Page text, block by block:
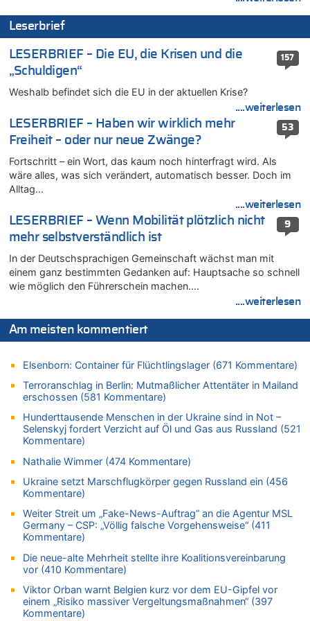
Aachen ab 11. August wieder Mekka des Pferdesports –
07.08.2026 - 13:31 von Guido Scholzen zu
Wasserstand des Rheins in NRW so niedrig wie noch nie
07.08.2026 - 13:23 von JoKrings zu
Tempolimit in 30er-Zonen – Untersuchung von Vias
07.08.2026 - 13:20 von JoKrings zu
In Belgien missachten zwei von drei Autofahrern das
Tempolimit in 30er-Zonen – Untersuchung von Vias
07.08.2026 - 13:04 von Kein Raser zu
In Belgien missachten zwei von drei Autofahrern das
Tempolimit in 30er-Zonen – Untersuchung von Vias
07.08.2026 - 13:01 von Experten? zu
In Belgien missachten zwei von drei Autofahrern das
Tempolimit in 30er-Zonen – Untersuchung von Vias
07.08.2026 - 12:43 von JoKrings zu
Zweite Hitzewelle in diesem Sommer ist jetzt amtlich
In Belgien missachten zwei von drei Autofahrern das
Tempolimit in 30er-Zonen – Untersuchung von Vias
In Belgien missachten zwei von drei Autofahrern das
Tempolimit in 30er-Zonen – Untersuchung von Vias
07.08.2026 - 11:23 von Dax zu
In Belgien missachten zwei von drei Autofahrern das
Tempolimit in 30er-Zonen – Untersuchung von Vias
07.08.2026 - 11:20 von JoKrings zu
In Belgien missachten zwei von drei Autofahrern das
07.08.2026 - 11:15 von Dax zu
07.08.2026 - 11:12 von Frage zu
Wasserstand des Rheins in NRW so niedrig wie noch nie
07.08.2026 - 10:29 von Soso zu
Aachen ab 11. August wieder Mekka des Pferdesports –
Belgien setzt bei Reit-WM auf starke Springreiter
07.08.2026 - 10:23 von Opa zu
In Belgien missachten zwei von drei Autofahrern das
Leserbrief
157
LESERBRIEF – Die EU, die Krisen und die
„Schuldigen“
Weshalb befindet sich die EU in der aktuellen Krise?
....weiterlesen
53
LESERBRIEF – Haben wir wirklich mehr
Freiheit – oder nur neue Zwänge?
Fortschritt – ein Wort, das kaum noch hinterfragt wird. Als
wäre alles, was sich verändert, automatisch besser. Doch im
Alltag…
....weiterlesen
9
LESERBRIEF – Wenn Mobilität plötzlich nicht
mehr selbstverständlich ist
In der Deutschsprachigen Gemeinschaft wächst man mit
einem ganz bestimmten Gedanken auf: Hauptsache so schnell
wie möglich den Führerschein machen….
....weiterlesen
Am meisten kommentiert
Elsenborn: Container für Flüchtlingslager (671 Kommentare)
Terroranschlag in Berlin: Mutmaßlicher Attentäter in Mailand
erschossen (581 Kommentare)
Hunderttausende Menschen in der Ukraine sind in Not –
Selenskyj fordert Verzicht auf Öl und Gas aus Russland (521
Kommentare)
Nathalie Wimmer (474 Kommentare)
Ukraine setzt Marschflugkörper gegen Russland ein (456
Kommentare)
Weiter Streit um „Fake-News-Auftrag“ an die Agentur MSL
Germany – CSP: „Völlig falsche Vorgehensweise“ (411
Kommentare)
Die neue-alte Mehrheit stellte ihre Koalitionsvereinbarung
vor (410 Kommentare)
Viktor Orban warnt Belgien kurz vor dem EU-Gipfel vor
einem „Risiko massiver Vergeltungsmaßnahmen“ (397
Kommentare)